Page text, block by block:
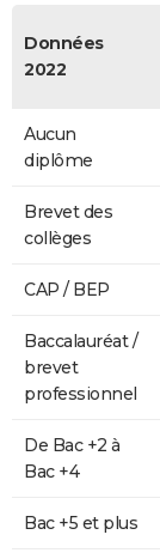
Données
2022
Aucun
diplôme
Brevet des
collèges
CAP / BEP
Baccalauréat /
brevet
professionnel
De Bac +2 à
Bac +4
Bac +5 et plus